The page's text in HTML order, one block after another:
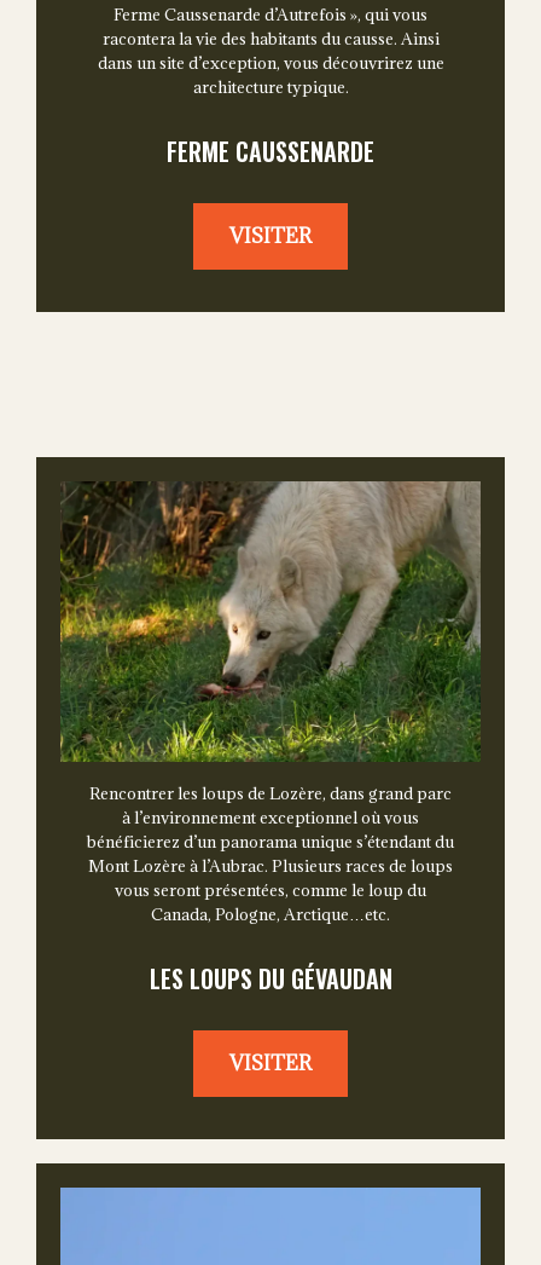
Ferme Caussenarde d’Autrefois », qui vous
racontera la vie des habitants du causse. Ainsi
dans un site d’exception, vous découvrirez une
architecture typique.
FERME CAUSSENARDE
VISITER
Rencontrer les loups de Lozère, dans grand parc
à l’environnement exceptionnel où vous
bénéficierez d’un panorama unique s’étendant du
Mont Lozère à l’Aubrac. Plusieurs races de loups
vous seront présentées, comme le loup du
Canada, Pologne, Arctique…etc.
LES LOUPS DU GÉVAUDAN
VISITER